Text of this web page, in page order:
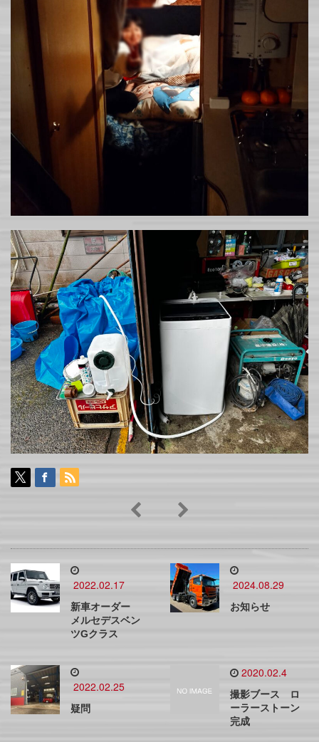
2022.02.17
新車オーダー
メルセデスベン
ツGクラス
2024.08.29
お知らせ
2022.02.25
疑問
2020.02.4
撮影ブース ロ
ーラーストーン
完成